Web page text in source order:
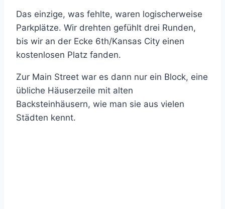
Das einzige, was fehlte, waren logischerweise
Parkplätze. Wir drehten gefühlt drei Runden,
bis wir an der Ecke 6th/Kansas City einen
kostenlosen Platz fanden.
Zur Main Street war es dann nur ein Block, eine
übliche Häuserzeile mit alten
Backsteinhäusern, wie man sie aus vielen
Städten kennt.